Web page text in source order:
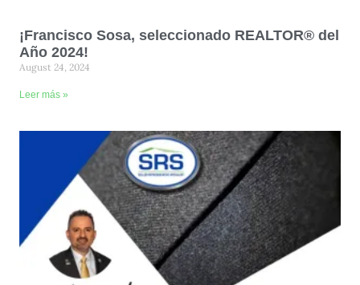
¡Francisco Sosa, seleccionado REALTOR® del
Año 2024!
August 24, 2024
Leer más »